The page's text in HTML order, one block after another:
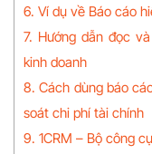
6. Ví dụ về Báo cáo
7. Hướng dẫn đọc
kinh doanh
8. Cách dùng báo
soát chi phí tài chính
9. 1CRM – Bộ công